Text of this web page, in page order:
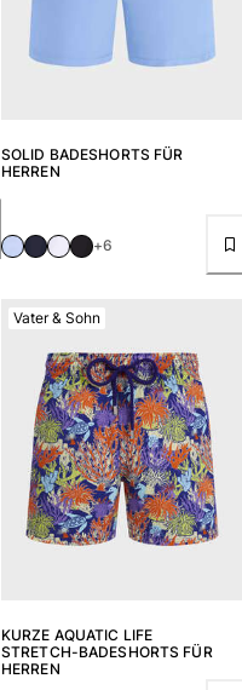
SOLID BADESHORTS FÜR
HERREN
+6
KURZE AQUATIC LIFE
STRETCH-BADESHORTS FÜR
HERREN
Vater & Sohn